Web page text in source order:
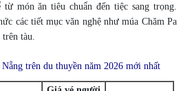
món ăn tiêu chuẩn đến tiệc sang trọng.
các tiết mục văn nghệ như múa Chăm Pa
trên tàu.
trên du thuyền năm 2026 mới nhất